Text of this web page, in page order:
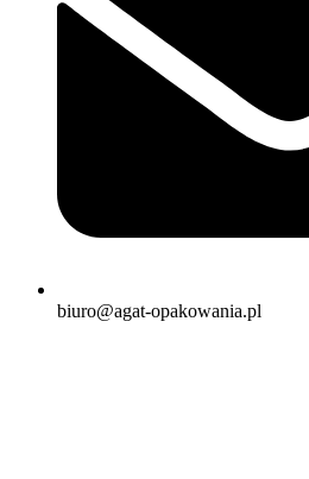
biuro@agat-opakowania.pl